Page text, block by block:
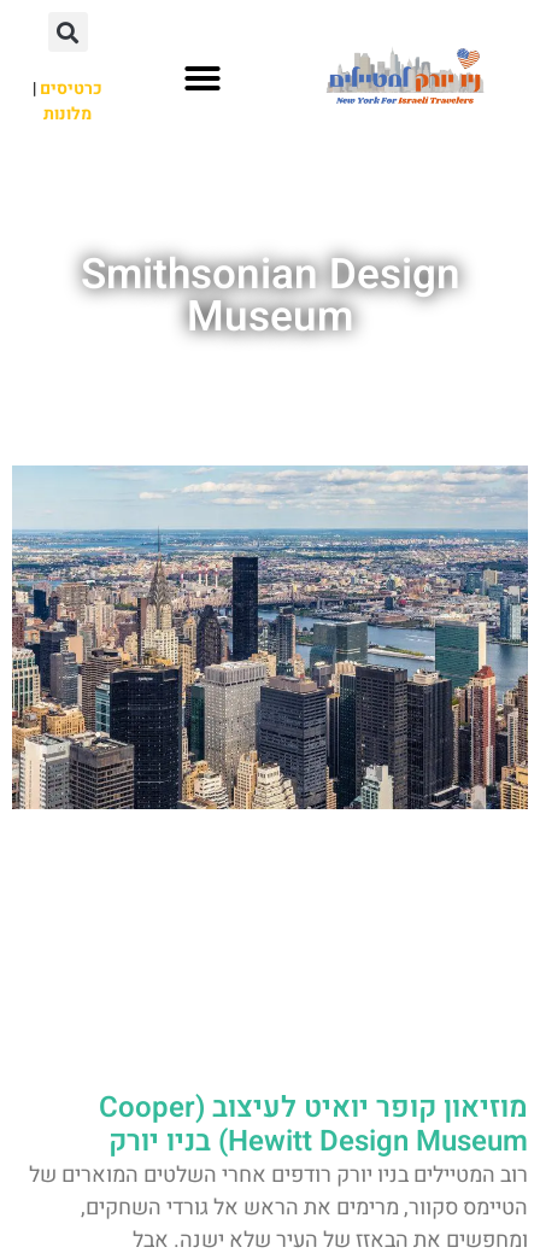
כרטיסים|
מלונות
Smithsonian Design
Museum
מוזיאון קופר יואיט לעיצוב (Cooper
Hewitt Design Museum) בניו יורק
רוב המטיילים בניו יורק רודפים אחרי השלטים המוארים של
הטיימס סקוור, מרימים את הראש אל גורדי השחקים,
ומחפשים את הבאזז של העיר שלא ישנה. אבל